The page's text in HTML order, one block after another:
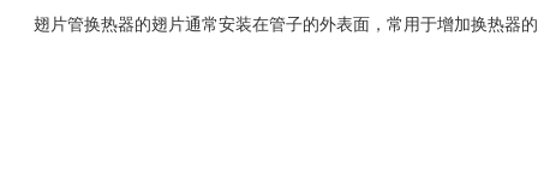
翅片管换热器的翅片通常安装在管子的外表面，常用于增加换热器